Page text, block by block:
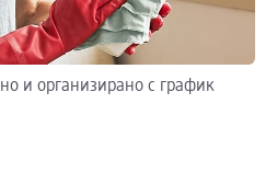
и организирано с график